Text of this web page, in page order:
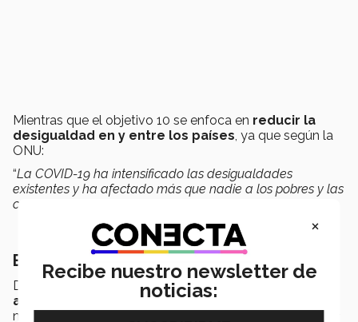
Mientras que el objetivo 10 se enfoca en reducir la
desigualdad en y entre los países, ya que según la
ONU:
“La COVID-19 ha intensificado las desigualdades
existentes y ha afectado más que nadie a los pobres y las
comunidades más vulnerables
El crecimiento del proyecto
Desde su nacimiento, fue un proyecto que
atención para sumar sus talentos
número mayor de personas “
×
Recibe nuestro newsletter de
noticias: